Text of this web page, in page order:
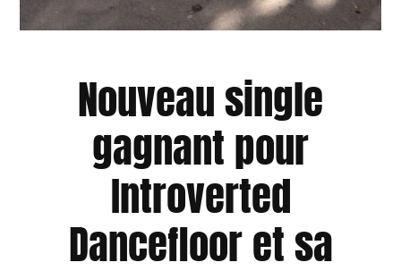
Nouveau single
gagnant pour
Introverted
Dancefloor et sa